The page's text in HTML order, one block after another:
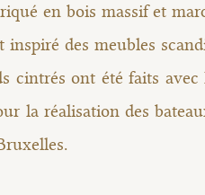
en bois massif et
inspiré des meubles
cintrés ont été faits
la réalisation des